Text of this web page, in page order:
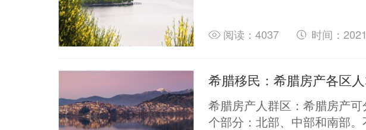
阅读：4037 时间：
希腊移民：希腊房产各区
希腊房产人群区：希腊房产可
个部分：北部、中部和南部